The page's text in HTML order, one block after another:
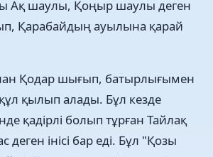
Ақ шаулы, Қоңыр шаулы деген
Қарабайдың ауылына қарай
Қодар шығып, батырлығымен
қылып алады. Бұл кезде
қадірлі болып тұрған Тайлақ
деген інісі бар еді. Бұл "Қозы